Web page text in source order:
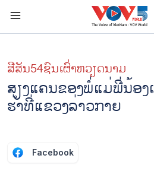
ສີສັນ54ຊົນເຜົ່າຫວຽດນາມ
ສຽງແຄນຂອງພໍ່ແມ່ພີ່ນ້ອງ
ຮ່າທີ່ແຂວງລ່າວກາຍ
Facebook